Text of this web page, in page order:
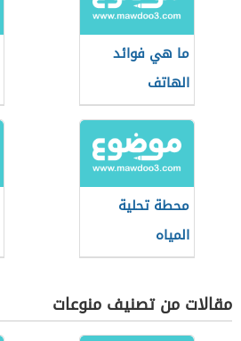
ما هي فوائد
الهاتف
محطة تحلية
المياه
مقالات من تصنيف منوعات